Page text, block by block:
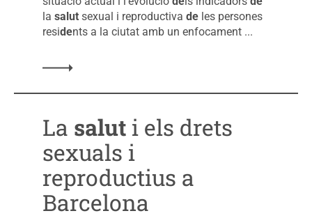
la salutsexual i reproductiva deles persones
residents a la ciutat amb un enfocament ...
La saluti els drets
sexuals i
reproductius a
Barcelona